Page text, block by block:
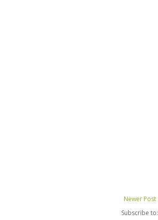
Newer Post
Subscribe to: